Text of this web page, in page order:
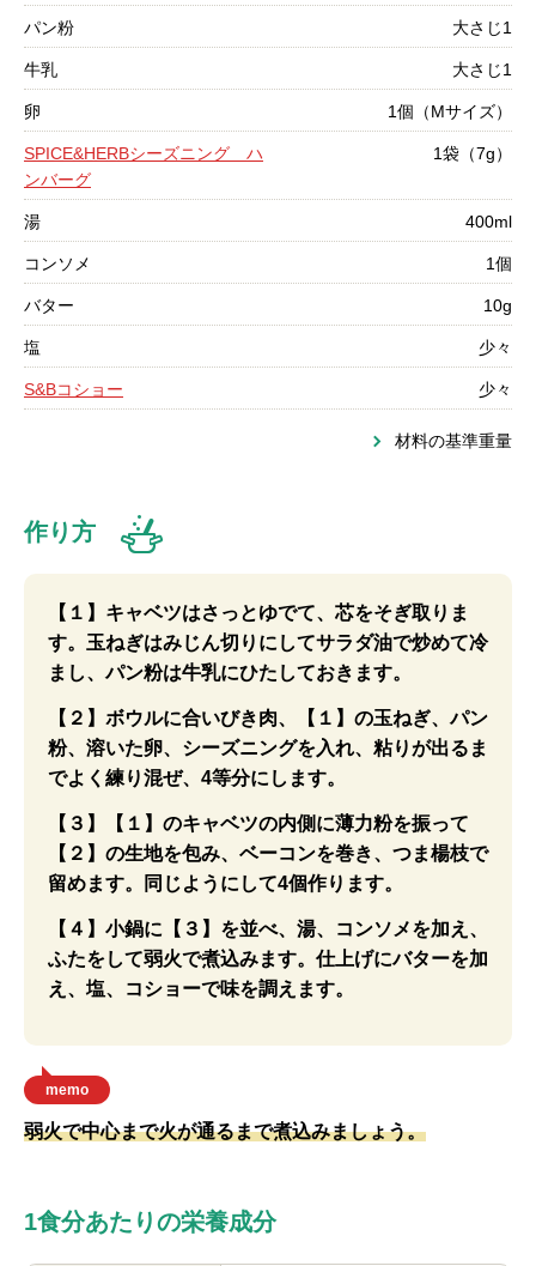
パン粉 大さじ1
牛乳 大さじ1
卵 1個（Mサイズ）
SPICE&HERBシーズニング ハ
ンバーグ
1袋（7g）
湯 400ml
コンソメ 1個
バター 10g
塩 少々
S&Bコショー 少々
材料の基準重量
作り方
【１】キャベツはさっとゆでて、芯をそぎ取りま
す。玉ねぎはみじん切りにしてサラダ油で炒めて冷
まし、パン粉は牛乳にひたしておきます。
【２】ボウルに合いびき肉、【１】の玉ねぎ、パン
粉、溶いた卵、シーズニングを入れ、粘りが出るま
でよく練り混ぜ、4等分にします。
【３】【１】のキャベツの内側に薄力粉を振って
【２】の生地を包み、ベーコンを巻き、つま楊枝で
留めます。同じようにして4個作ります。
【４】小鍋に【３】を並べ、湯、コンソメを加え、
ふたをして弱火で煮込みます。仕上げにバターを加
え、塩、コショーで味を調えます。
memo
弱火で中心まで火が通るまで煮込みましょう。
1食分あたりの栄養成分